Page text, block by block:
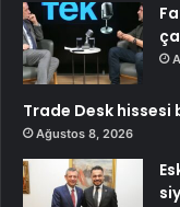
Trade Desk hissesi
Ağustos 8, 2026